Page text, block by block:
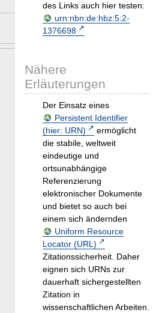
des Links auch hier testen:
urn:nbn:de:hbz:5:2-
1376698
Nähere
Erläuterungen
Der Einsatz eines
Persistent Identifier
(hier: URN)
ermöglicht
die stabile, weltweit
eindeutige und
ortsunabhängige
Referenzierung
elektronischer Dokumente
und bietet so auch bei
einem sich ändernden
Uniform Resource
Locator (URL)
Zitationssicherheit. Daher
eignen sich URNs zur
dauerhaft sichergestellten
Zitation in
wissenschaftlichen Arbeiten.